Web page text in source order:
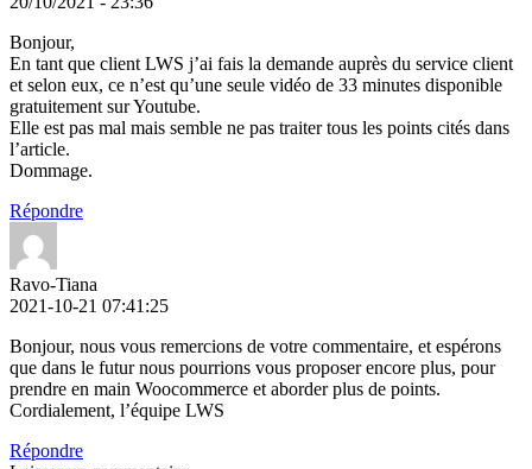
Bonjour,
En tant que client LWS j’ai fais la demande auprès du service client
et selon eux, ce n’est qu’une seule vidéo de 33 minutes disponible
gratuitement sur Youtube.
Elle est pas mal mais semble ne pas traiter tous les points cités dans
l’article.
Dommage.
Répondre
Ravo-Tiana
2021-10-21 07:41:25
Bonjour, nous vous remercions de votre commentaire, et espérons
que dans le futur nous pourrions vous proposer encore plus, pour
prendre en main Woocommerce et aborder plus de points.
Cordialement, l’équipe LWS
Répondre